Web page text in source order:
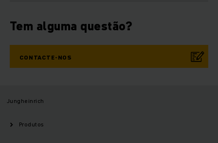
Tem alguma questão?
CONTACTE-NOS
Jungheinrich
Produtos